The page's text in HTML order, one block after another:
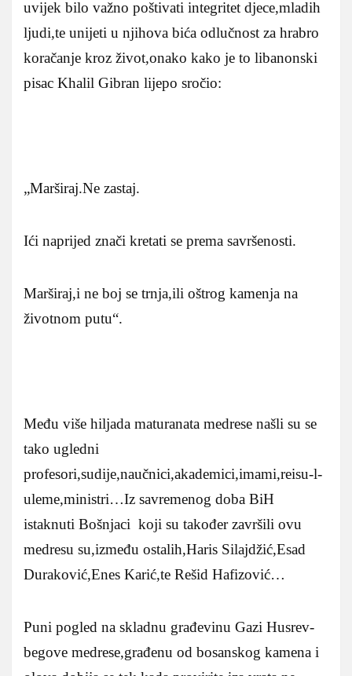
uvijek bilo važno poštivati integritet djece,mladih
ljudi,te unijeti u njihova bića odlučnost za hrabro
koračanje kroz život,onako kako je to libanonski
pisac Khalil Gibran lijepo sročio:
„Marširaj.Ne zastaj.
Ići naprijed znači kretati se prema savršenosti.
Marširaj,i ne boj se trnja,ili oštrog kamenja na
životnom putu“.
Među više hiljada maturanata medrese našli su se
tako ugledni
profesori,sudije,naučnici,akademici,imami,reisu-l-
uleme,ministri…Iz savremenog doba BiH
istaknuti Bošnjaci koji su također završili ovu
medresu su,između ostalih,Haris Silajdžić,Esad
Duraković,Enes Karić,te Rešid Hafizović…
Puni pogled na skladnu građevinu Gazi Husrev-
begove medrese,građenu od bosanskog kamena i